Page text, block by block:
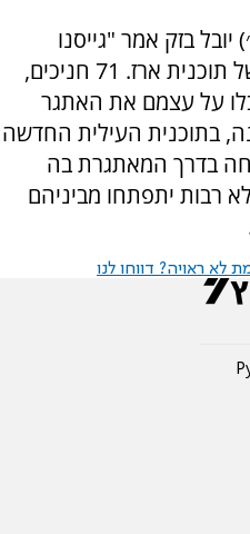
בזק אמר "גייסנו
אתמול את המחזור הראשון של תוכנית ארז. 71 חניכים,
על עצמם את האתגר
בתוכנית העילית החדשה
בדרך המאתגרת בה
רבות יתפתחו מביניהם
לא ראויה? דווחו לנו